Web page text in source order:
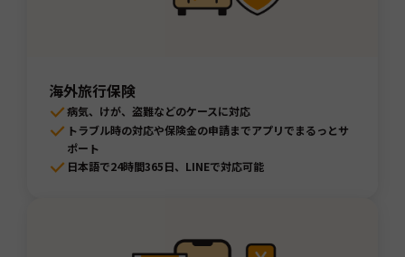
海外旅行保険
病気、けが、盗難などのケースに対応
トラブル時の対応や保険金の申請までアプリでまるっとサ
ポート
日本語で24時間365日、LINEで対応可能